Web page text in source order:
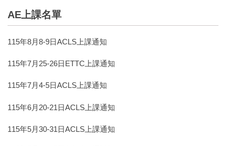
AE上課名單
115年8月8-9日ACLS上課通知
115年7月25-26日ETTC上課通知
115年7月4-5日ACLS上課通知
115年6月20-21日ACLS上課通知
115年5月30-31日ACLS上課通知